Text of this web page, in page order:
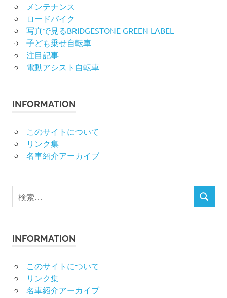
メンテナンス
ロードバイク
写真で見るBRIDGESTONE GREEN LABEL
子ども乗せ自転車
注目記事
電動アシスト自転車
INFORMATION
このサイトについて
リンク集
名車紹介アーカイブ
検
索
検
INFORMATION
このサイトについて
リンク集
名車紹介アーカイブ